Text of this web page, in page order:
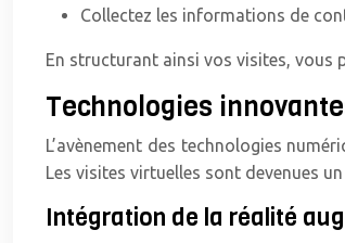
Collectez les informations de
En structurant ainsi vos visites, vous
Technologies
L’avènement des technologies
Les visites virtuelles sont devenues
Intégration de la réalité